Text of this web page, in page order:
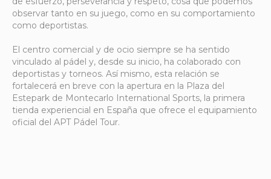
observar tanto en su juego, como en su comportamiento
como deportistas.
El centro comercial y de ocio siempre se ha sentido
vinculado al pádel y, desde su inicio, ha colaborado con
deportistas y torneos. Así mismo, esta relación se
fortalecerá en breve con la apertura en la Plaza del
Estepark de Montecarlo International Sports, la primera
tienda experiencial en España que ofrece el equipamiento
oficial del APT Pádel Tour.